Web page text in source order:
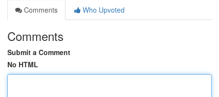
Comments
Who Upvoted
Comments
Submit a Comment
No HTML